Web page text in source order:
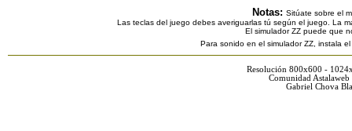
Notas: Sitúate sobre el
Las teclas del juego debes averiguarlas tú según el juego. La
El simulador ZZ puede que
Para sonido en el simulador ZZ, instala
Resolución 800x600 -
Comunidad
Gabriel Chova